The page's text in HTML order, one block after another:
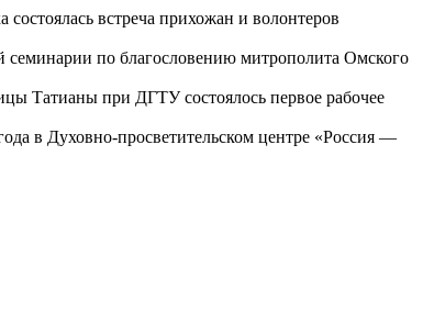
встреча прихожан и волонтеров
семинарии по благословению митрополита Омского
Татианы при ДГТУ состоялось первое рабочее
в Духовно-просветительском центре «Россия —